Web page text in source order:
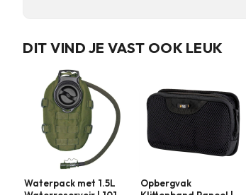
DIT VIND JE VAST OOK LEUK
Waterpack met 1.5L
Opbergvak